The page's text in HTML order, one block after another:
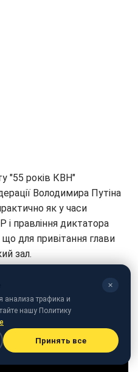
"55 років КВН"
Володимира Путіна
як у часи
правління диктатора
для привітання глави
зал.
✕
трафика и
нашу Политику
Принять все